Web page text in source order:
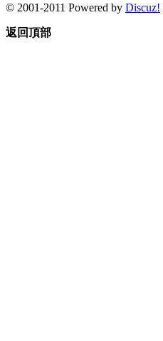
© 2001-2011 Powered by Discuz!
返回頂部